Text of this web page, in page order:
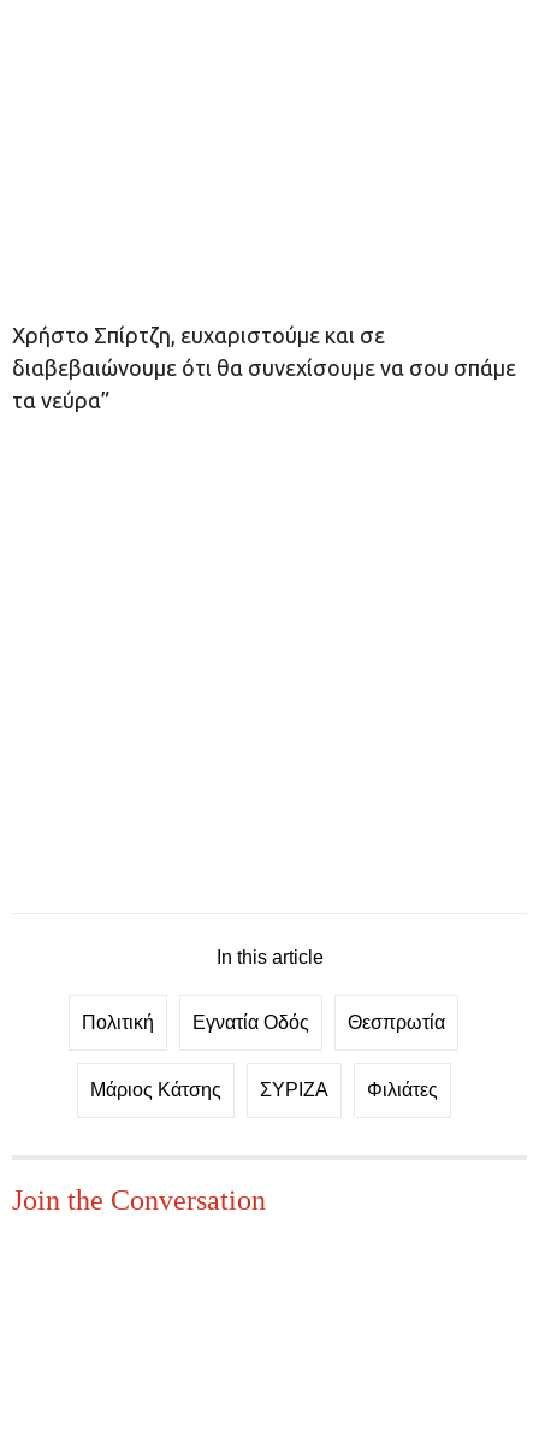
Χρήστο Σπίρτζη, ευχαριστούμε και σε
διαβεβαιώνουμε ότι θα συνεχίσουμε να σου σπάμε
τα νεύρα”
In this article
Πολιτική Εγνατία Οδός Θεσπρωτία
Μάριος Κάτσης ΣΥΡΙΖΑ Φιλιάτες
Join the Conversation